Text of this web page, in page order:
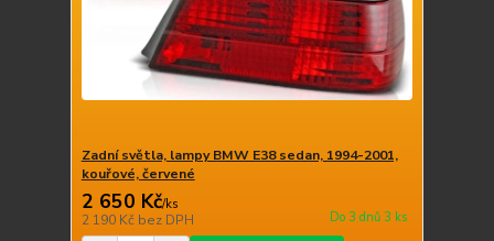
Zadní světla, lampy BMW E38 sedan, 1994-2001,
kouřové, červené
2 650 Kč/ks
2 190 Kč bez DPH Do 3 dnů 3 ks